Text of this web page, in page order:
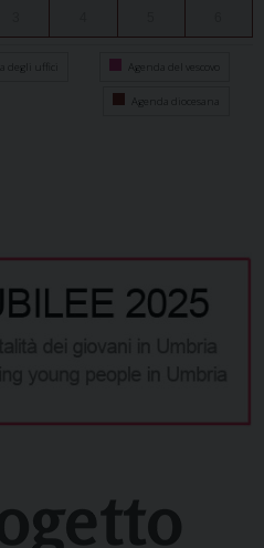
degli uffici Agenda del vescovo
Agenda diocesana